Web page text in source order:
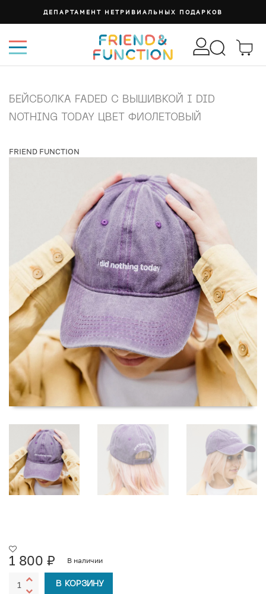
ДЕПАРТАМЕНТ НЕТРИВИАЛЬНЫХ ПОДАРКОВ
БЕЙСБОЛКА FADED С ВЫШИВКОЙ I DID
NOTHING TODAY ЦВЕТ ФИОЛЕТОВЫЙ
FRIEND FUNCTION
1 800 ₽ В наличии
В КОРЗИНУ